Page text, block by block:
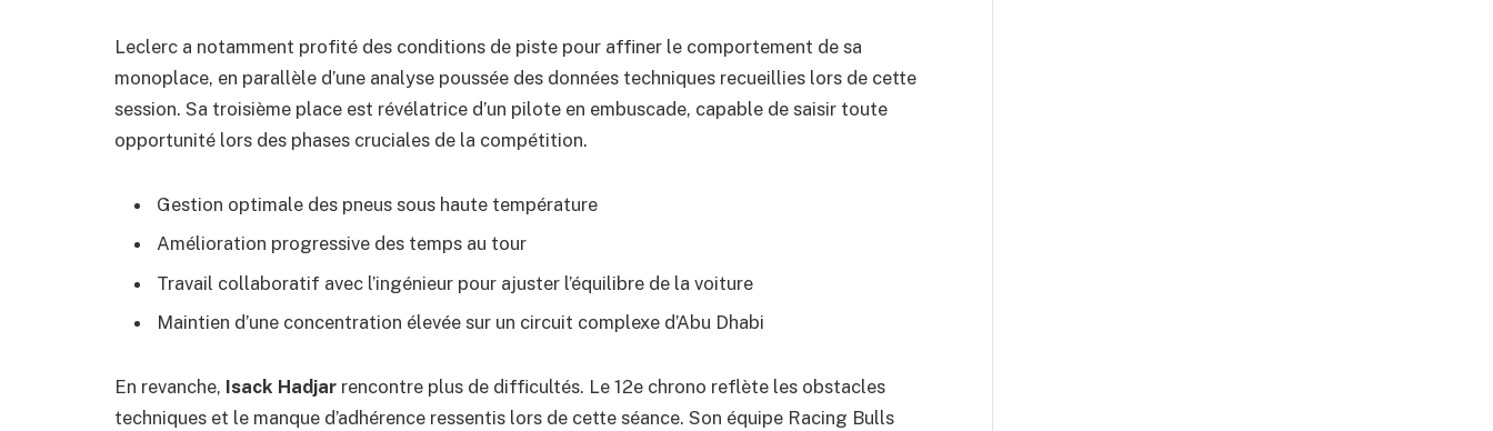
Leclerc a notamment profité des conditions de piste pour affiner le comportement de sa
monoplace, en parallèle d’une analyse poussée des données techniques recueillies lors de cette
session. Sa troisième place est révélatrice d’un pilote en embuscade, capable de saisir toute
opportunité lors des phases cruciales de la compétition.
Gestion optimale des pneus sous haute température
Amélioration progressive des temps au tour
Travail collaboratif avec l’ingénieur pour ajuster l’équilibre de la voiture
Maintien d’une concentration élevée sur un circuit complexe d’Abu Dhabi
En revanche, Isack Hadjar rencontre plus de difficultés. Le 12e chrono reflète les obstacles
techniques et le manque d’adhérence ressentis lors de cette séance. Son équipe Racing Bulls